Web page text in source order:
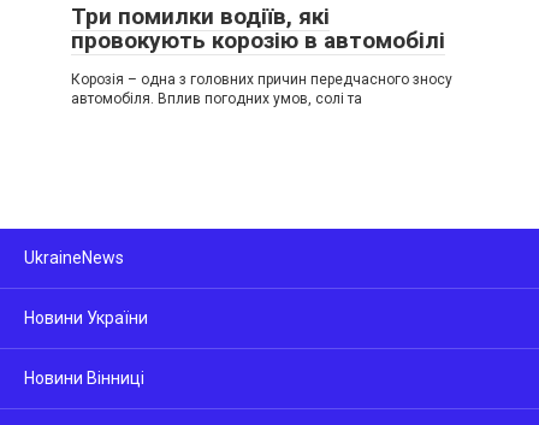
Три помилки водіїв, які
провокують корозію в автомобілі
Корозія – одна з головних причин передчасного зносу
автомобіля. Вплив погодних умов, солі та
UkraineNews
Новини України
Новини Вінниці